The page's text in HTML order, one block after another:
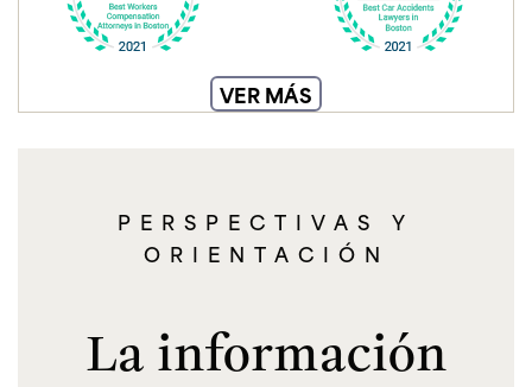
VER MÁS
PERSPECTIVAS Y
ORIENTACIÓN
La información